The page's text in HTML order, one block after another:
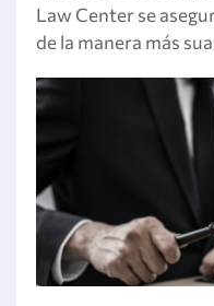
Law Center se
de la manera más